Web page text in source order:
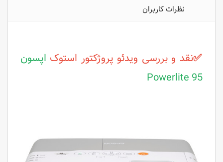
نظرات کاربران
✅نقد و بررسی ویدئو پروژکتور استوک اپسون
Powerlite 95